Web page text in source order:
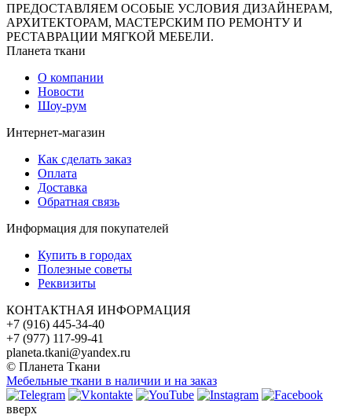
ПРЕДОСТАВЛЯЕМ ОСОБЫЕ УСЛОВИЯ ДИЗАЙНЕРАМ,
АРХИТЕКТОРАМ, МАСТЕРСКИМ ПО РЕМОНТУ И
РЕСТАВРАЦИИ МЯГКОЙ МЕБЕЛИ.
Планета ткани
О компании
Новости
Шоу-рум
Интернет-магазин
Как сделать заказ
Оплата
Доставка
Обратная связь
Информация для покупателей
Купить в городах
Полезные советы
Реквизиты
КОНТАКТНАЯ ИНФОРМАЦИЯ
+7 (916) 445-34-40
+7 (977) 117-99-41
planeta.tkani@yandex.ru
© Планета Ткани
Мебельные ткани в наличии и на заказ
вверх